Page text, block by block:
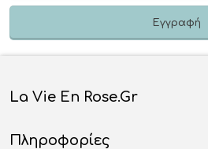
La Vie En Rose.gr
Πληροφορίες